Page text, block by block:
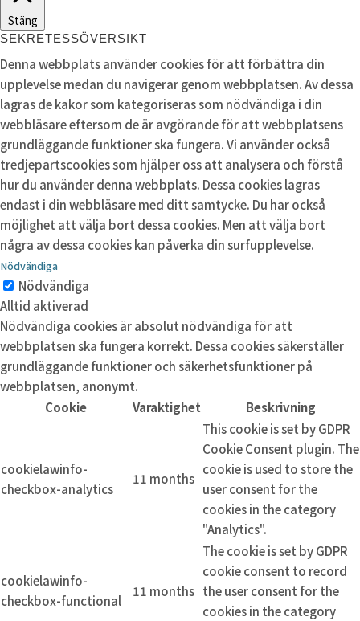
Stäng
SEKRETESSÖVERSIKT
Denna webbplats använder cookies för att förbättra din
upplevelse medan du navigerar genom webbplatsen. Av dessa
lagras de kakor som kategoriseras som nödvändiga i din
webbläsare eftersom de är avgörande för att webbplatsens
grundläggande funktioner ska fungera. Vi använder också
tredjepartscookies som hjälper oss att analysera och förstå
hur du använder denna webbplats. Dessa cookies lagras
endast i din webbläsare med ditt samtycke. Du har också
möjlighet att välja bort dessa cookies. Men att välja bort
några av dessa cookies kan påverka din surfupplevelse.
Nödvändiga
Nödvändiga
Alltid aktiverad
Nödvändiga cookies är absolut nödvändiga för att
webbplatsen ska fungera korrekt. Dessa cookies säkerställer
grundläggande funktioner och säkerhetsfunktioner på
webbplatsen, anonymt.
Cookie
Varaktighet Beskrivning
cookielawinfo-
checkbox-analytics
11 months
This cookie is set by GDPR
Cookie Consent plugin. The
cookie is used to store the
user consent for the
cookies in the category
"Analytics".
cookielawinfo-
checkbox-functional
11 months
The cookie is set by GDPR
cookie consent to record
the user consent for the
cookies in the category